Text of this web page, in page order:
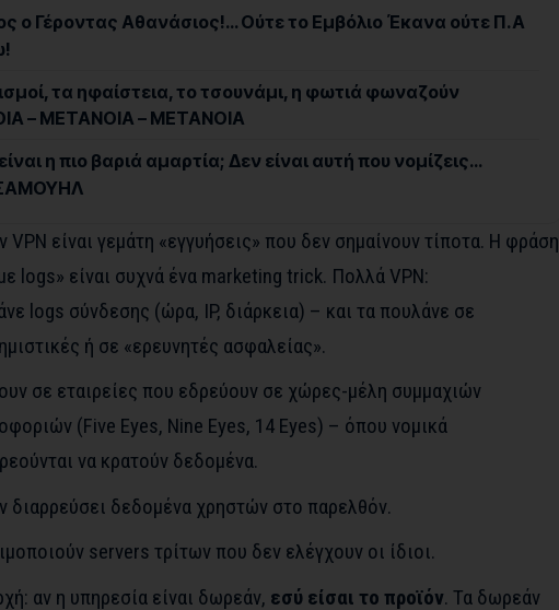
ο Γέροντας Αθανάσιος!… Ούτε το Εμβόλιο Έκανα ούτε Π.Α
τα ηφαίστεια, το τσουνάμι, η φωτιά φωναζούν
– ΜΕΤΑΝΟΙΑ – ΜΕΤΑΝΟΙΑ
η πιο βαριά αμαρτία; Δεν είναι αυτή που νομίζεις…
VPN είναι γεμάτη «εγγυήσεις» που δεν σημαίνουν τίποτα. Η φράση
logs» είναι συχνά ένα marketing trick. Πολλά VPN:
logs σύνδεσης (ώρα, IP, διάρκεια) – και τα πουλάνε σε
ή σε «ερευνητές ασφαλείας».
σε εταιρείες που εδρεύουν σε χώρες-μέλη συμμαχιών
(Five Eyes, Nine Eyes, 14 Eyes) – όπου νομικά
να κρατούν δεδομένα.
διαρρεύσει δεδομένα χρηστών στο παρελθόν.
servers τρίτων που δεν ελέγχουν οι ίδιοι.
αν η υπηρεσία είναι δωρεάν, εσύ είσαι το προϊόν. Τα δωρεάν